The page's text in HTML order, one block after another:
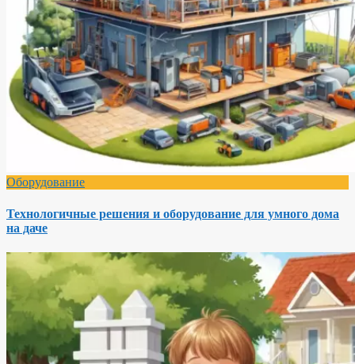
Оборудование
Технологичные решения и оборудование для умного дома
на даче